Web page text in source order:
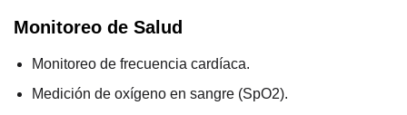
Monitoreo de Salud
Monitoreo de frecuencia cardíaca.
Medición de oxígeno en sangre (SpO2).